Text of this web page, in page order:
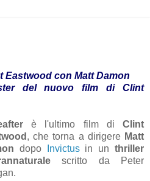
Eastwood con Matt Damon
del nuovo film di Clint
è l'ultimo film di Clint
, che torna a dirigere Matt
dopo Invictusin unthriller
scritto da Peter